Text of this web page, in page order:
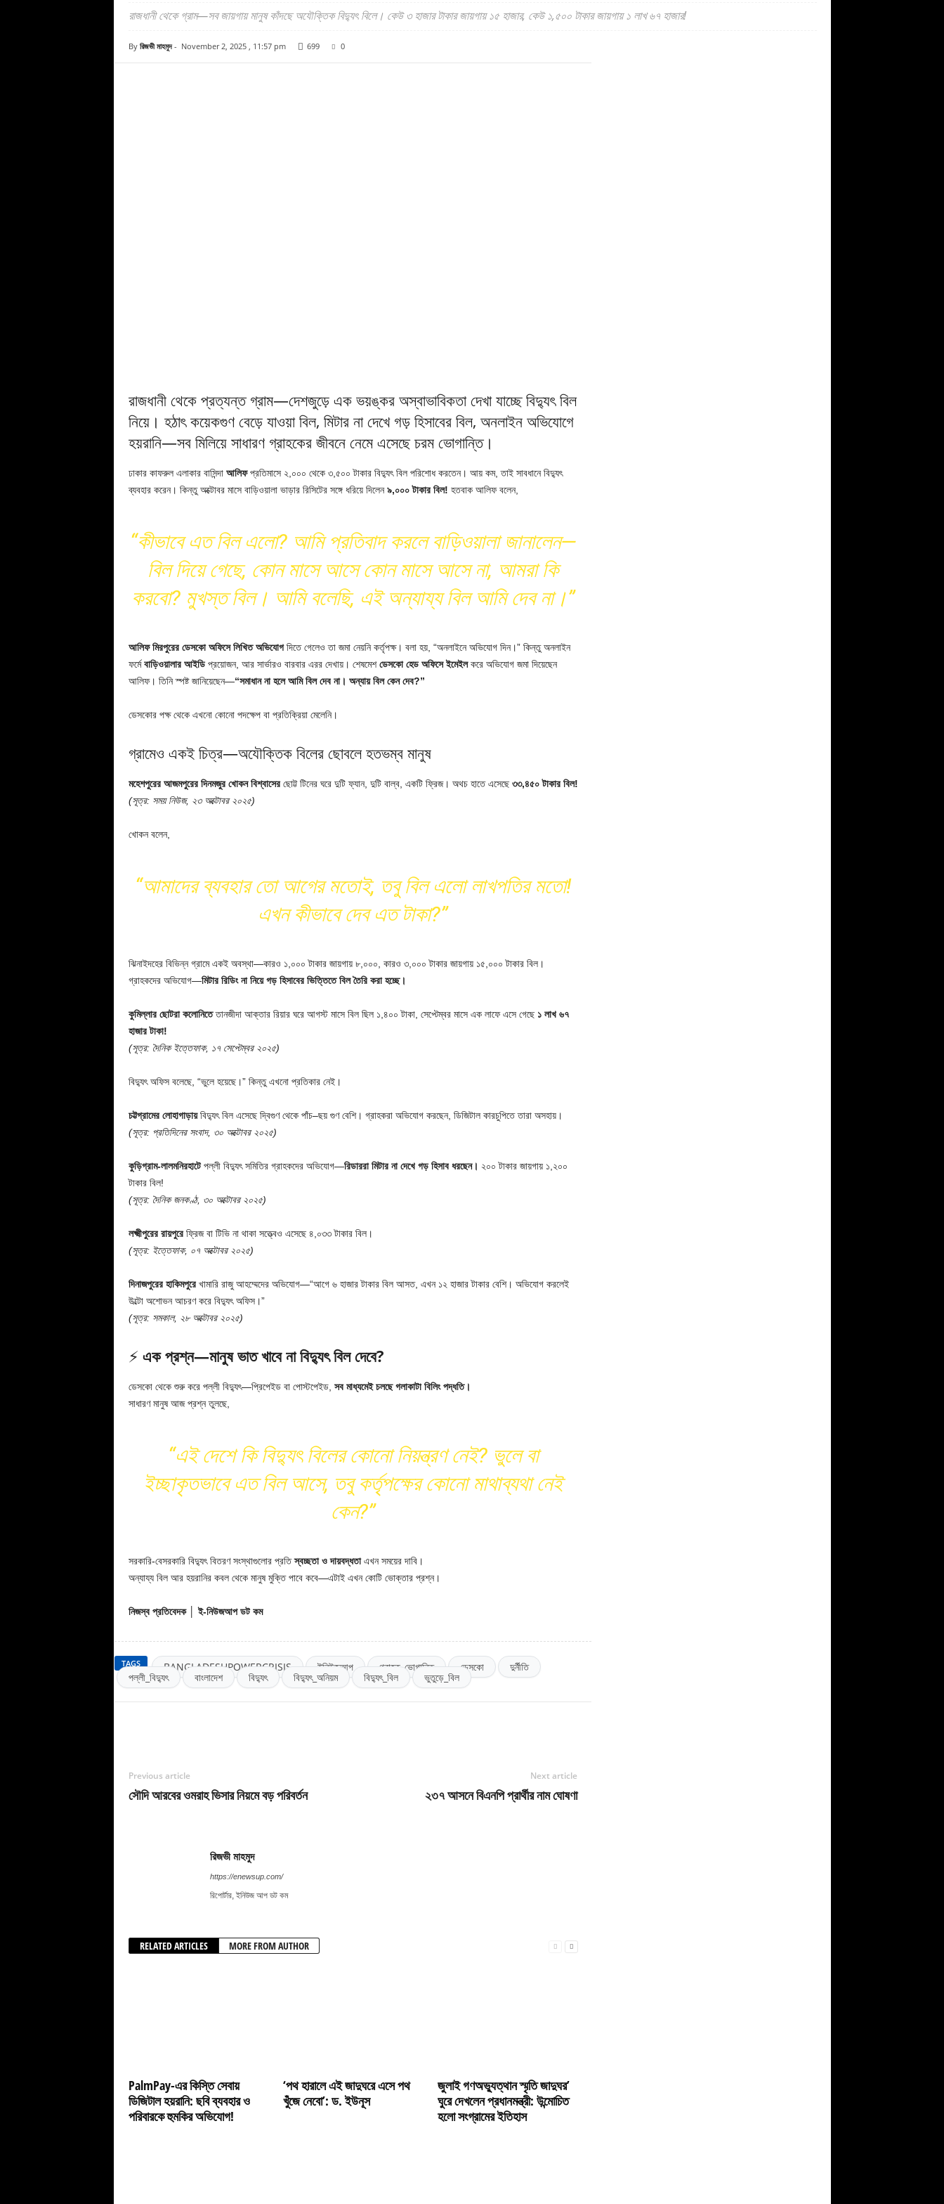
রাজধানী থেকে গ্রাম—সব জায়গায় মানুষ কাঁদছে অযৌক্তিক বিদ্যুৎ বিলে। কেউ ৩ হাজার টাকার জায়গায় ১৫ হাজার, কেউ ১,৫০০ টাকার জায়গায় ১ লাখ ৬৭ হাজার!
By রিজভী মাহমুদ- November 2, 2025 , 11:57 pm 699 0
রাজধানী থেকে প্রত্যন্ত গ্রাম—দেশজুড়ে এক ভয়ঙ্কর অস্বাভাবিকতা দেখা যাচ্ছে বিদ্যুৎ বিল
নিয়ে। হঠাৎ কয়েকগুণ বেড়ে যাওয়া বিল, মিটার না দেখে গড় হিসাবের বিল, অনলাইন অভিযোগে
হয়রানি—সব মিলিয়ে সাধারণ গ্রাহকের জীবনে নেমে এসেছে চরম ভোগান্তি।
ঢাকার কাফরুল এলাকার বাসিন্দা আলিফপ্রতিমাসে ২,০০০ থেকে ৩,৫০০ টাকার বিদ্যুৎ বিল পরিশোধ করতেন। আয় কম, তাই সাবধানে বিদ্যুৎ
ব্যবহার করেন। কিন্তু অক্টোবর মাসে বাড়িওয়ালা ভাড়ার রিসিটের সঙ্গে ধরিয়ে দিলেন৯,০০০ টাকার বিল! হতবাক আলিফ বলেন,
“কীভাবে এত বিল এলো? আমি প্রতিবাদ করলে বাড়িওয়ালা জানালেন—
বিল দিয়ে গেছে, কোন মাসে আসে কোন মাসে আসে না, আমরা কি
করবো? মুখস্ত বিল। আমি বলেছি, এই অন্যায্য বিল আমি দেব না।”
আলিফ মিরপুরের ডেসকো অফিসে লিখিত অভিযোগদিতে গেলেও তা জমা নেয়নি কর্তৃপক্ষ। বলা হয়, “অনলাইনে অভিযোগ দিন।” কিন্তু অনলাইন
ফর্মেবাড়িওয়ালার আইডিপ্রয়োজন, আর সার্ভারও বারবার এরর দেখায়। শেষমেশডেসকো হেড অফিসে ইমেইলকরে অভিযোগ জমা দিয়েছেন
আলিফ। তিনি স্পষ্ট জানিয়েছেন—“সমাধান না হলে আমি বিল দেব না। অন্যায় বিল কেন দেব?”
ডেসকোর পক্ষ থেকে এখনো কোনো পদক্ষেপ বা প্রতিক্রিয়া মেলেনি।
গ্রামেও একই চিত্র—অযৌক্তিক বিলের ছোবলে হতভম্ব মানুষ
মহেশপুরের আজমপুরের দিনমজুর খোকন বিশ্বাসেরছোট্ট টিনের ঘরে দুটি ফ্যান, দুটি বাল্ব, একটি ফ্রিজ। অথচ হাতে এসেছে ৩৩,৪৫০ টাকার বিল!
(সূত্র: সময় নিউজ, ২৩ অক্টোবর ২০২৫)
খোকন বলেন,
“আমাদের ব্যবহার তো আগের মতোই, তবু বিল এলো লাখপতির মতো!
এখন কীভাবে দেব এত টাকা?”
ঝিনাইদহের বিভিন্ন গ্রামে একই অবস্থা—কারও ১,০০০ টাকার জায়গায় ৮,০০০, কারও ৩,০০০ টাকার জায়গায় ১৫,০০০ টাকার বিল।
গ্রাহকদের অভিযোগ—মিটার রিডিং না নিয়ে গড় হিসাবের ভিত্তিতে বিল তৈরি করা হচ্ছে।
কুমিল্লার ছোটরা কলোনিতেতানজীদা আক্তার রিয়ার ঘরে আগস্ট মাসে বিল ছিল ১,৪০০ টাকা, সেপ্টেম্বর মাসে এক লাফে এসে গেছে ১ লাখ ৬৭
হাজার টাকা!
(সূত্র: দৈনিক ইত্তেফাক, ১৭ সেপ্টেম্বর ২০২৫)
বিদ্যুৎ অফিস বলেছে, “ভুলে হয়েছে।” কিন্তু এখনো প্রতিকার নেই।
চট্টগ্রামের লোহাগাড়ায়বিদ্যুৎ বিল এসেছে দ্বিগুণ থেকে পাঁচ–ছয় গুণ বেশি। গ্রাহকরা অভিযোগ করছেন, ডিজিটাল কারচুপিতে তারা অসহায়।
(সূত্র: প্রতিদিনের সংবাদ, ৩০ অক্টোবর ২০২৫)
কুড়িগ্রাম-লালমনিরহাটেপল্লী বিদ্যুৎ সমিতির গ্রাহকদের অভিযোগ—রিডাররা মিটার না দেখে গড় হিসাব ধরছেন। ২০০ টাকার জায়গায় ১,২০০
টাকার বিল!
(সূত্র: দৈনিক জনকণ্ঠ, ৩০ অক্টোবর ২০২৫)
লক্ষ্মীপুরের রায়পুরেফ্রিজ বা টিভি না থাকা সত্ত্বেও এসেছে ৪,০৩৩ টাকার বিল।
(সূত্র: ইত্তেফাক, ০৭ অক্টোবর ২০২৫)
দিনাজপুরের হাকিমপুরেখামারি রাজু আহম্মেদের অভিযোগ—“আগে ৬ হাজার টাকার বিল আসত, এখন ১২ হাজার টাকার বেশি। অভিযোগ করলেই
উল্টো অশোভন আচরণ করে বিদ্যুৎ অফিস।”
(সূত্র: সমকাল, ২৮ অক্টোবর ২০২৫)
⚡ এক প্রশ্ন—মানুষ ভাত খাবে না বিদ্যুৎ বিল দেবে?
ডেসকো থেকে শুরু করে পল্লী বিদ্যুৎ—প্রিপেইড বা পোস্টপেইড, সব মাধ্যমেই চলছে গলাকাটা বিলিং পদ্ধতি।
সাধারণ মানুষ আজ প্রশ্ন তুলছে,
“এই দেশে কি বিদ্যুৎ বিলের কোনো নিয়ন্ত্রণ নেই? ভুলে বা
ইচ্ছাকৃতভাবে এত বিল আসে, তবু কর্তৃপক্ষের কোনো মাথাব্যথা নেই
কেন?”
সরকারি-বেসরকারি বিদ্যুৎ বিতরণ সংস্থাগুলোর প্রতিস্বচ্ছতা ও দায়বদ্ধতাএখন সময়ের দাবি।
অন্যায্য বিল আর হয়রানির কবল থেকে মানুষ মুক্তি পাবে কবে—এটাই এখন কোটি ভোক্তার প্রশ্ন।
নিজস্ব প্রতিবেদক │ ই-নিউজআপ ডট কম
TAGS BANGLADESHPOWERCRISIS ইনিউজআপ গ্রাহক_ভোগান্তি ডেসকো দুর্নীতি
পল্লী_বিদ্যুৎ বাংলাদেশ বিদ্যুৎ বিদ্যুৎ_অনিয়ম বিদ্যুৎ_বিল ভুতুড়ে_বিল
Previous article
সৌদি আরবের ওমরাহ ভিসার নিয়মে বড় পরিবর্তন
Next article
২৩৭ আসনে বিএনপি প্রার্থীর নাম ঘোষণা
রিজভী মাহমুদ
https://enewsup.com/
রিপোর্টার, ইনিউজ আপ ডট কম
RELATED ARTICLES MORE FROM AUTHOR
PalmPay-এর কিস্তি সেবায়
ডিজিটাল হয়রানি: ছবি ব্যবহার ও
পরিবারকে হুমকির অভিযোগ!
‘পথ হারালে এই জাদুঘরে এসে পথ
খুঁজে নেবো’: ড. ইউনূস
জুলাই গণঅভ্যুত্থান স্মৃতি জাদুঘর’
ঘুরে দেখলেন প্রধানমন্ত্রী: উন্মোচিত
হলো সংগ্রামের ইতিহাস